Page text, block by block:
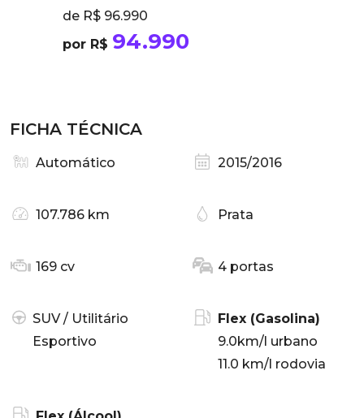
de R$ 96.990
por R$ 94.990
FICHA TÉCNICA
Automático 2015/2016
107.786 km Prata
169 cv 4 portas
SUV / Utilitário
Esportivo
Flex (Gasolina)
9.0km/l urbano
11.0 km/l rodovia